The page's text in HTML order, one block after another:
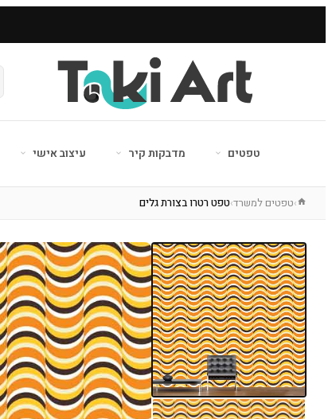
טפטים מדבקות קיר עיצוב אישי
›טפטים למשרד›טפט רטרו בצורת גלים